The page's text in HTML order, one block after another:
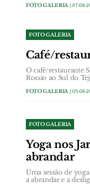
FOTO GALERIA | 07-08-
FOTO GALERIA
Café/
O café/restaurante
Rossio ao Sul do
FOTO GALERIA | 05-08-
FOTO GALERIA
Yoga nos
abrandar
Uma sessão de
a abrandar e a